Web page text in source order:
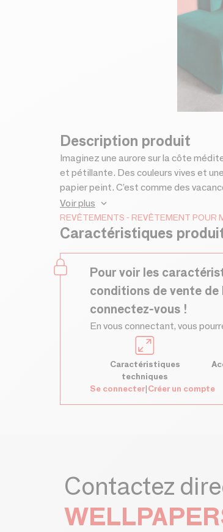
Description produit
Imaginez une aurore sur la côte
et pétillante. Des couleurs vives et
papier peint. C’est comme des
collaboration créative et passionnée
directement aux dimensions de votre
Voir plus
REVÊTEMENTS REVÊTEMENT POUR
Caractéristiques
Pour voir les
conditions de vente de
connectez-vous !
En vous connectant, vous
Caractéristiques
techniques
Se connecter|Créer un compte
Contactez